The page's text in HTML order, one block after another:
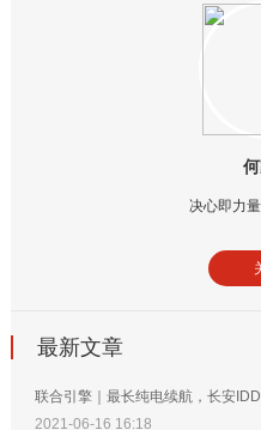
决心即力
最新文章
联合引擎｜最长纯电续航，长安
2021-06-16 16:18